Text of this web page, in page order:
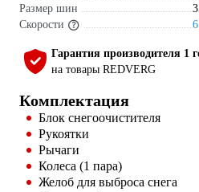
Размер шин
Скорости
Гарантия производителя 1
на товары REDVERG
Комплектация
Блок снегоочистителя
Рукоятки
Рычаги
Колеса (1 пара)
Желоб для выброса снега